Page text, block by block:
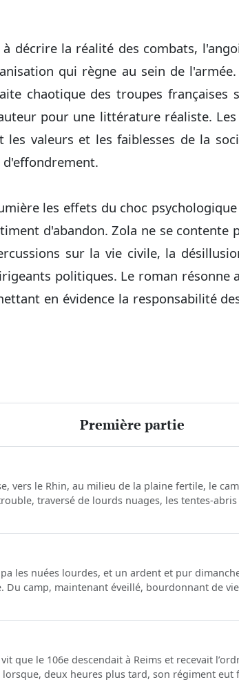
décrire la réalité des combats,
qui règne au sein de
chaotique des troupes françaises
pour une littérature réaliste.
les valeurs et les faiblesses de la
les effets du choc
d'abandon. Zola ne se contente
sur la vie civile, la
politiques. Le roman résonne
en évidence la responsabilité
Première partie
vers le Rhin, au milieu de la plaine fertile, le
traversé de lourds nuages, les tentes-
les nuées lourdes, et un ardent et pur
Du camp, maintenant éveillé, bourdonnant de
que le 106e descendait à Reims et recevait
lorsque, deux heures plus tard, son régiment eut